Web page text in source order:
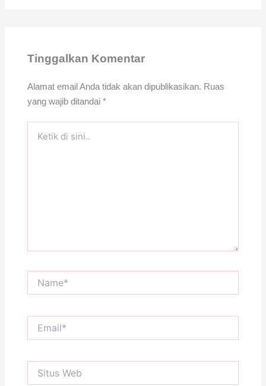
Tinggalkan Komentar
Alamat email Anda tidak akan dipublikasikan. Ruas
yang wajib ditandai *
Web